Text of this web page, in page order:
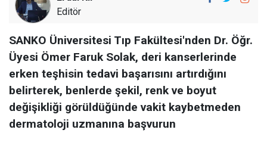
Editör
SANKO Üniversitesi Tıp Fakültesi'nden Dr. Öğr.
Üyesi Ömer Faruk Solak, deri kanserlerinde
erken teşhisin tedavi başarısını artırdığını
belirterek, benlerde şekil, renk ve boyut
değişikliği görüldüğünde vakit kaybetmeden
dermatoloji uzmanına başvurun